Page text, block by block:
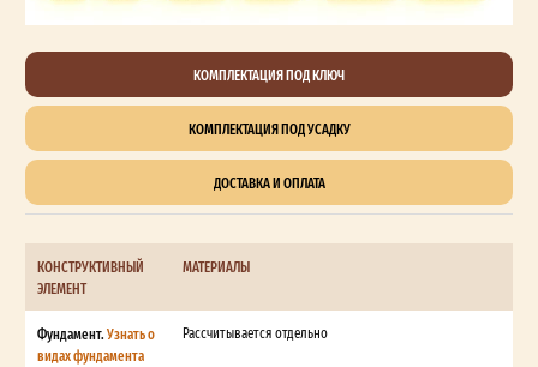
КОМПЛЕКТАЦИЯ ПОД КЛЮЧ
КОМПЛЕКТАЦИЯ ПОД УСАДКУ
ДОСТАВКА И ОПЛАТА
КОНСТРУКТИВНЫЙ
ЭЛЕМЕНТ
МАТЕРИАЛЫ
Фундамент.Узнать о
видах фундамента
Рассчитывается отдельно